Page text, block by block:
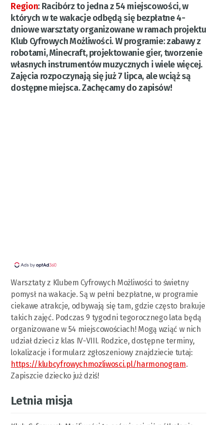
Region: Racibórz to jedna z 54 miejscowości, w
których w te wakacje odbędą się bezpłatne 4-
dniowe warsztaty organizowane w ramach projektu
Klub Cyfrowych Możliwości. W programie: zabawy z
robotami, Minecraft, projektowanie gier, tworzenie
własnych instrumentów muzycznych i wiele więcej.
Zajęcia rozpoczynają się już 7 lipca, ale wciąż są
dostępne miejsca. Zachęcamy do zapisów!
Warsztaty z Klubem Cyfrowych Możliwości to świetny
pomysł na wakacje. Są w pełni bezpłatne, w programie
ciekawe atrakcje, odbywają się tam, gdzie często brakuje
takich zajęć. Podczas 9 tygodni tegorocznego lata będą
organizowane w 54 miejscowościach! Mogą wziąć w nich
udział dzieci z klas IV-VIII. Rodzice, dostępne terminy,
lokalizacje i formularz zgłoszeniowy znajdziecie tutaj:
https://klubcyfrowychmozliwosci.pl/harmonogram.
Zapiszcie dziecko już dziś!
Letnia misja